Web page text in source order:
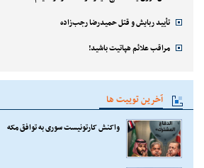
تأیید ربایش و قتل حمیدرضا رجب‌زاده
مراقب علائم هپاتیت باشید!
آخرین توییت ها
واکنش کارتونیست سوری به توافق مکه